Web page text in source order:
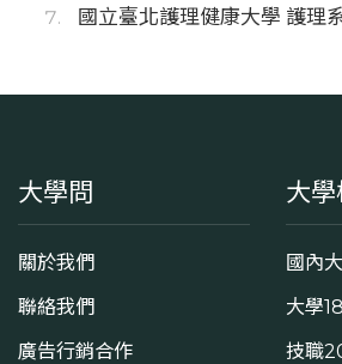
國立臺北護理健康大學 護理
大學問
關於我們
聯絡我們
廣告行銷合作
大
國內
大學
技職